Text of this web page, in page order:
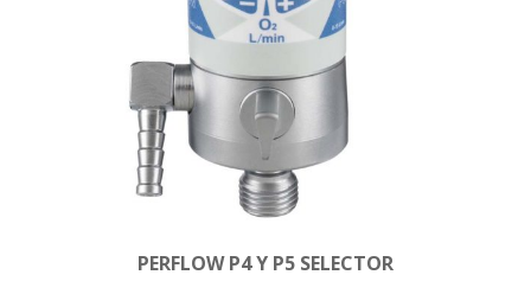
PERFLOW P4 Y P5 SELECTOR